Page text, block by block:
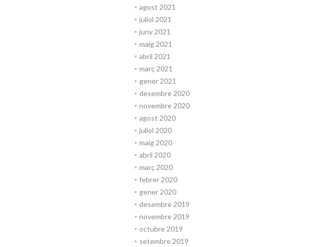
agost 2021
juliol 2021
juny 2021
maig 2021
abril 2021
març 2021
gener 2021
desembre 2020
novembre 2020
agost 2020
juliol 2020
maig 2020
abril 2020
març 2020
febrer 2020
gener 2020
desembre 2019
novembre 2019
octubre 2019
setembre 2019